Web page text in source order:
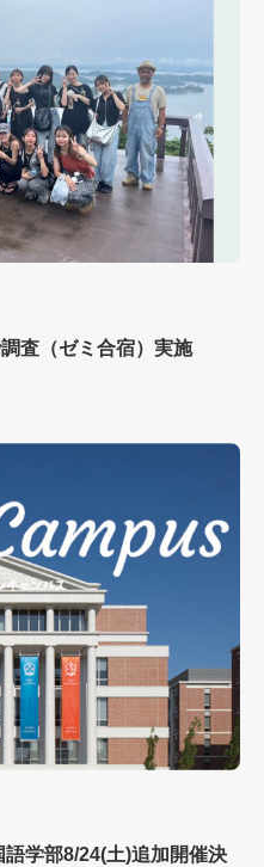
査（ゼミ合宿）実施
学部8/24(土)追加開催決